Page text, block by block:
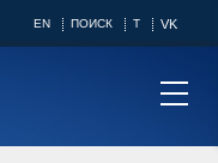
EN ПОИСК T VK